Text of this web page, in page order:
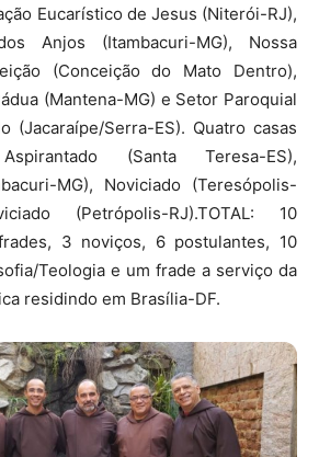
Eucarístico de Jesus (Niterói-RJ),
Anjos (Itambacuri-MG), Nossa
(Conceição do Mato Dentro),
(Mantena-MG) e Setor Paroquial
(Jacaraípe/Serra-ES). Quatro casas
(Santa Teresa-ES),
MG), Noviciado (Teresópolis-
(Petrópolis-RJ).TOTAL: 10
3 noviços, 6 postulantes, 10
Teologia e um frade a serviço da
residindo em Brasília-DF.